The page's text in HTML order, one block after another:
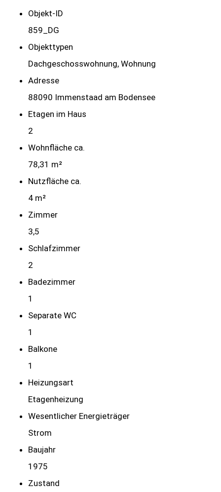
Objekt-ID
859_DG
Objekttypen
Dachgeschosswohnung, Wohnung
Adresse
88090 Immenstaad am Bodensee
Etagen im Haus
2
Wohnfläche ca.
78,31 m²
Nutzfläche ca.
4 m²
Zimmer
3,5
Schlafzimmer
2
Badezimmer
1
Separate WC
1
Balkone
1
Heizungsart
Etagenheizung
Wesentlicher Energieträger
Strom
Baujahr
1975
Zustand